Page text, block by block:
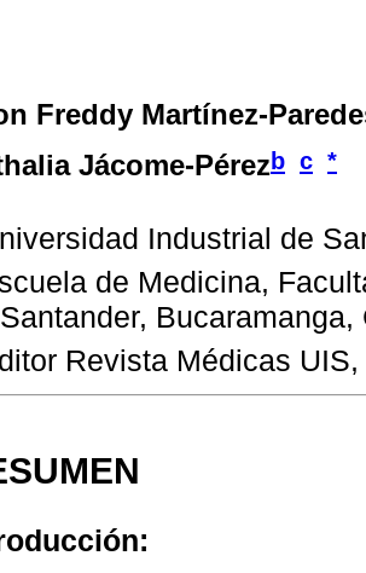
Freddy Martínez-
Jácome-Pérezb c *
Industrial de
de Medicina,
Bucaramanga,
Revista Médicas